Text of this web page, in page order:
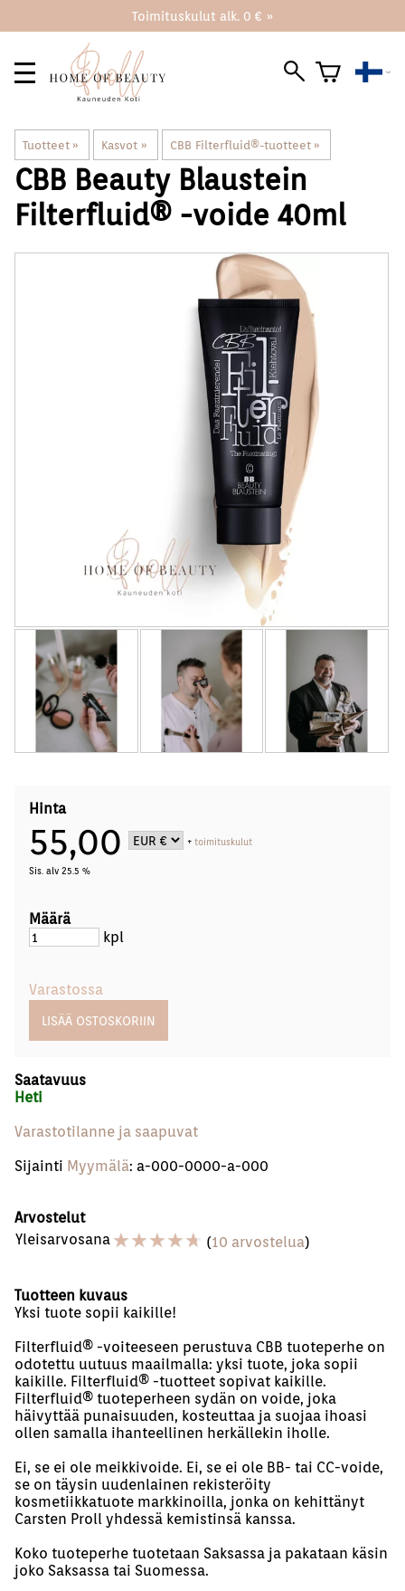
Toimituskulut alk. 0 € »
Tuotteet ‪» Kasvot ‪» CBB Filterfluid®️-tuotteet ‪»
CBB Beauty Blaustein
Filterfluid®️ -voide 40ml
Hinta
55,00 +toimituskulut
Sis. alv 25.5 %
Määrä
kpl
Varastossa
Saatavuus
Heti
Varastotilanne ja saapuvat
Sijainti Myymälä: a-000-0000-a-000
Arvostelut
Yleisarvosana ☆☆☆☆☆ (10 arvostelua)
Tuotteen kuvaus
Yksi tuote sopii kaikille!
Filterfluid®️ -voiteeseen perustuva CBB tuoteperhe on
odotettu uutuus maailmalla: yksi tuote, joka sopii
kaikille. Filterfluid®️ -tuotteet sopivat kaikille.
Filterfluid®️ tuoteperheen sydän on voide, joka
häivyttää punaisuuden, kosteuttaa ja suojaa ihoasi
ollen samalla ihanteellinen herkällekin iholle.
Ei, se ei ole meikkivoide. Ei, se ei ole BB- tai CC-voide,
se on täysin uudenlainen rekisteröity
kosmetiikkatuote markkinoilla, jonka on kehittänyt
Carsten Proll yhdessä kemistinsä kanssa.
Koko tuoteperhe tuotetaan Saksassa ja pakataan käsin
joko Saksassa tai Suomessa.